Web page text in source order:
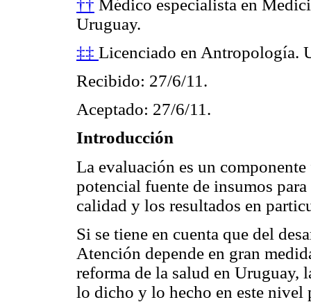
†† Médico especialista en
Uruguay.
‡‡ Licenciado en Antropología.
Recibido: 27/6/11.
Aceptado: 27/6/11.
Introducción
La evaluación es un
potencial fuente de insumos
calidad y los resultados en
Si se tiene en cuenta que del
Atención depende en gran
reforma de la salud en Uruguay,
lo dicho y lo hecho en este nivel